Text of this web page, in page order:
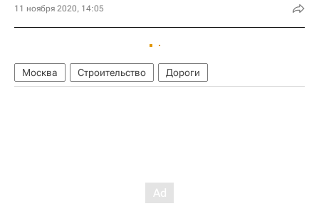
11 ноября 2020, 14:05
Москва Строительство Дороги